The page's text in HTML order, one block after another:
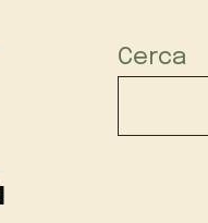
Cerca